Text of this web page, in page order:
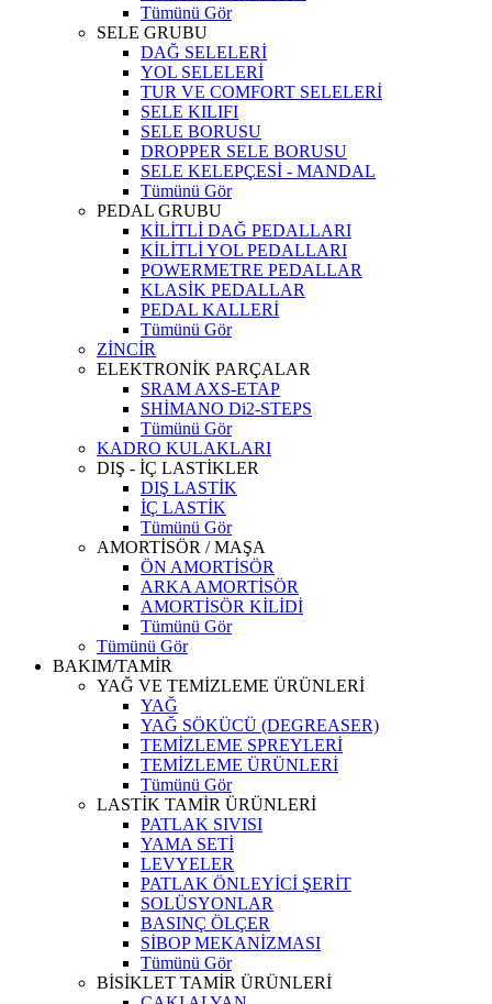
Tümünü Gör
SELE GRUBU
DAĞ SELELERİ
YOL SELELERİ
TUR VE COMFORT SELELERİ
SELE KILIFI
SELE BORUSU
DROPPER SELE BORUSU
SELE KELEPÇESİ - MANDAL
Tümünü Gör
PEDAL GRUBU
KİLİTLİ DAĞ PEDALLARI
KİLİTLİ YOL PEDALLARI
POWERMETRE PEDALLAR
KLASİK PEDALLAR
PEDAL KALLERİ
Tümünü Gör
ZİNCİR
ELEKTRONİK PARÇALAR
SRAM AXS-ETAP
SHİMANO Di2-STEPS
Tümünü Gör
KADRO KULAKLARI
DIŞ - İÇ LASTİKLER
DIŞ LASTİK
İÇ LASTİK
Tümünü Gör
AMORTİSÖR / MAŞA
ÖN AMORTİSÖR
ARKA AMORTİSÖR
AMORTİSÖR KİLİDİ
Tümünü Gör
Tümünü Gör
BAKIM/TAMİR
YAĞ VE TEMİZLEME ÜRÜNLERİ
YAĞ
YAĞ SÖKÜCÜ (DEGREASER)
TEMİZLEME SPREYLERİ
TEMİZLEME ÜRÜNLERİ
Tümünü Gör
LASTİK TAMİR ÜRÜNLERİ
PATLAK SIVISI
YAMA SETİ
LEVYELER
PATLAK ÖNLEYİCİ ŞERİT
SOLÜSYONLAR
BASINÇ ÖLÇER
SİBOP MEKANİZMASI
Tümünü Gör
BİSİKLET TAMİR ÜRÜNLERİ